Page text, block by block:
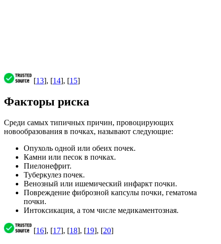
[13], [14], [15]
Факторы риска
Среди самых типичных причин, провоцирующих
новообразования в почках, называют следующие:
Опухоль одной или обеих почек.
Камни или песок в почках.
Пиелонефрит.
Туберкулез почек.
Венозный или ишемический инфаркт почки.
Повреждение фиброзной капсулы почки, гематома
почки.
Интоксикация, а том числе медикаментозная.
[16], [17], [18], [19], [20]